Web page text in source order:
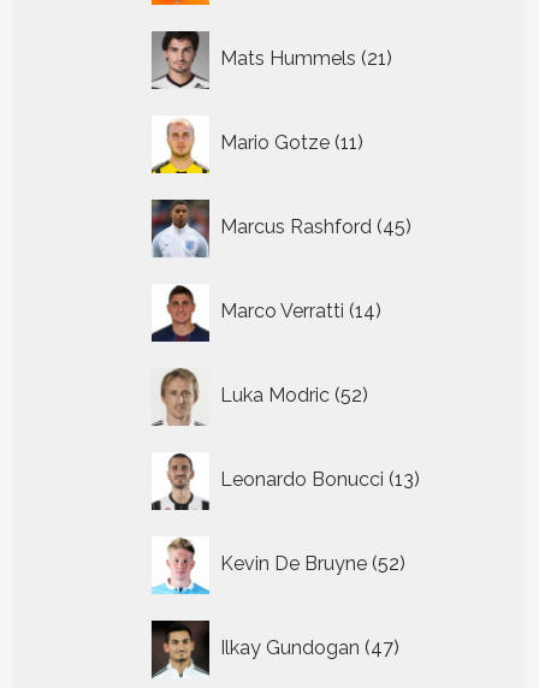
Mats Hummels 21
producten
Mario Gotze 11
producten
Marcus Rashford 45
producten
Marco Verratti 14
producten
Luka Modric 52
producten
Leonardo Bonucci 13
producten
Kevin De Bruyne 52
producten
Ilkay Gundogan 47
producten